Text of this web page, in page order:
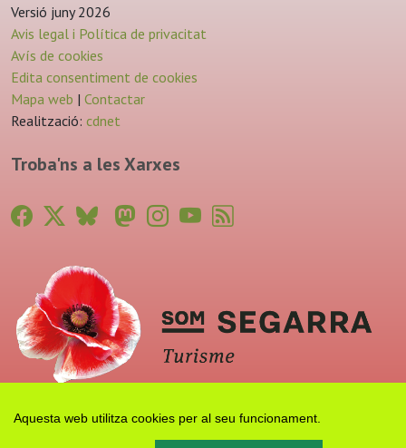
Aquesta web utilitza cookies per al seu funcionament.
Versió juny 2026
Avis legal i Política de privacitat
Avís de cookies
Edita consentiment de cookies
Mapa web | Contactar
Realització: cdnet
Troba'ns a les Xarxes